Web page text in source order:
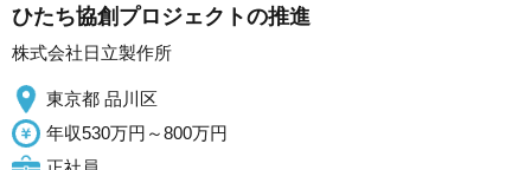
ひたち協創プロジェクトの推進
株式会社日立製作所
東京都 品川区
年収530万円～800万円